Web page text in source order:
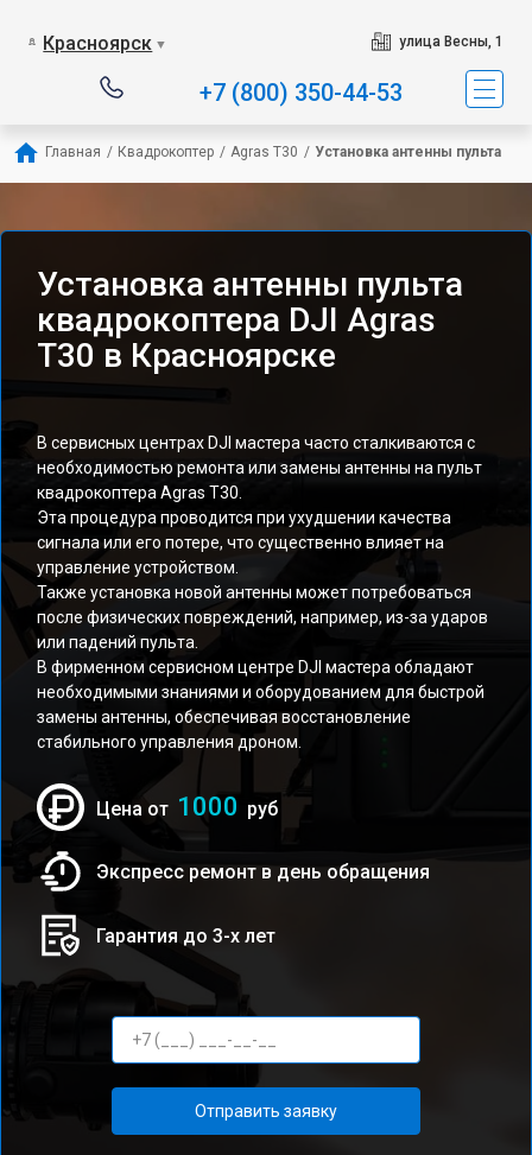
Красноярск ▼ улица Весны, 1
+7 (800) 350-44-53
Главная / Квадрокоптер / Agras T30 / Установка антенны пульта
Установка антенны пульта
квадрокоптера DJI Agras
T30 в Красноярске
В сервисных центрах DJI мастера часто сталкиваются с
необходимостью ремонта или замены антенны на пульт
квадрокоптера Agras T30.
Эта процедура проводится при ухудшении качества
сигнала или его потере, что существенно влияет на
управление устройством.
Также установка новой антенны может потребоваться
после физических повреждений, например, из-за ударов
или падений пульта.
В фирменном сервисном центре DJI мастера обладают
необходимыми знаниями и оборудованием для быстрой
замены антенны, обеспечивая восстановление
стабильного управления дроном.
Цена от 1000 руб
Экспресс ремонт в день обращения
Гарантия до 3-х лет
Отправить заявку